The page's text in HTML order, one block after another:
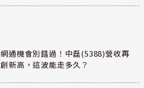
網通機會別錯過！中磊(5388)營收再
創新高，這波能走多久？